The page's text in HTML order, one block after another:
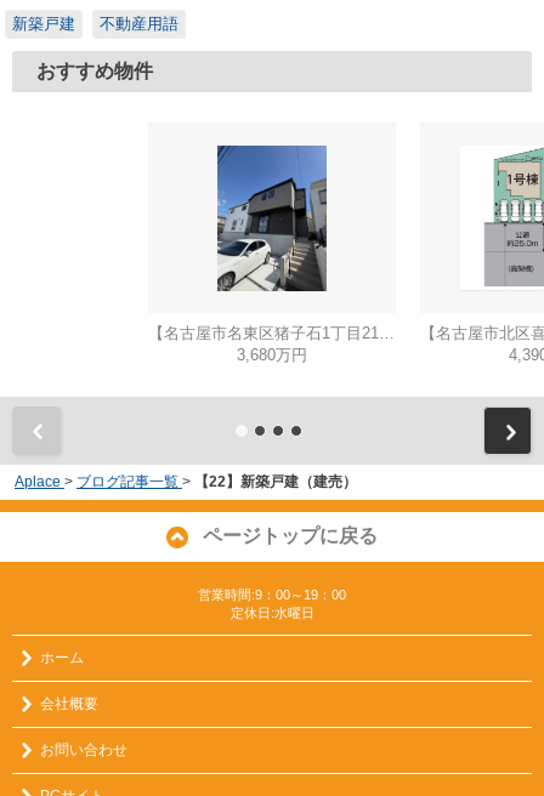
新築戸建
不動産用語
おすすめ物件
【名古屋市名東区猪子石1丁目2104新築戸建2号棟】✨️仲介手数料無料✨️猪子石小学校・猪高中学校
3,680万円
Aplace > ブログ記事一覧 > 【22】新築戸建（建売）
ページトップに戻る
営業時間:9：00～19：00
定休日:水曜日
ホーム
会社概要
お問い合わせ